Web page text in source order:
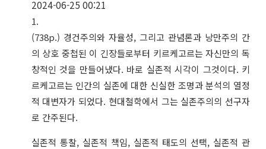
2024-06-25 00:21
1.
(738p.) 경건주의와 자율성, 그리고 관념론과 낭만주의 간
의 상호 중첩된 이 긴장들로부터 키르케고르는 자신만의 독
창적인 것을 만들어냈다. 바로 실존적 시각이 그것이다. 키
르케고르는 인간의 실존에 대한 신실한 조명과 분석의 열정
적 대변자가 되었다. 현대철학에서 그는 실존주의의 선구자
로 간주된다.
실존적 통찰, 실존적 책임, 실존적 태도의 선택, 실존적 관